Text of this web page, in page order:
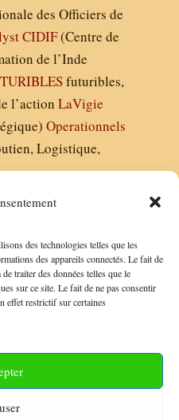
des technologies telles que les
des appareils connectés. Le fait de
traiter des données telles que le
sur ce site. Le fait de ne pas consentir
effet restrictif sur certaines
des Officiers de
CIDIF(Centre de
de l’Inde
futuribles,
l’action LaVigie
Operationnels
Logistique,
75016, Paris